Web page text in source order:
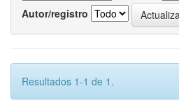
Autor/registro
Resultados 1-1 de 1.